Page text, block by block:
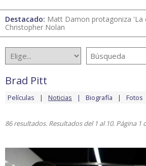
Destacado: Matt Damon protagoniza 'La
Christopher Nolan
Brad Pitt
Películas Noticias Biografía Fotos
86 resultados. Resultados del 1 al 10. Página 1